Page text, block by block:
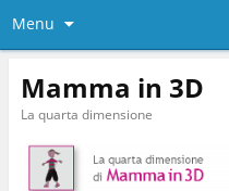
Menu
Mamma in 3D
La quarta dimensione